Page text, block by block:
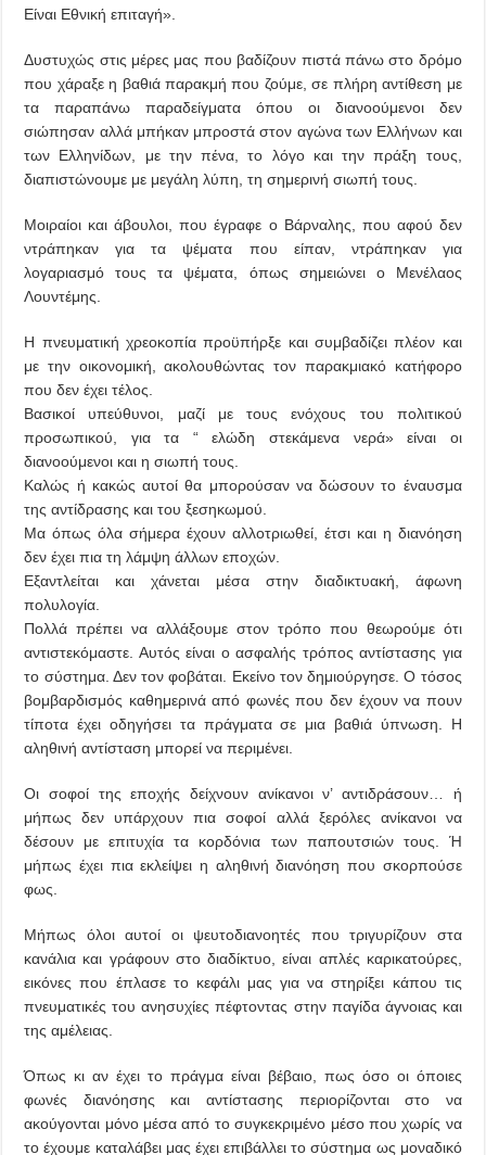
Είναι Εθνική επιταγή».
Δυστυχώς στις μέρες μας που βαδίζουν πιστά πάνω στο δρόμο
που χάραξε η βαθιά παρακμή που ζούμε, σε πλήρη αντίθεση με
τα παραπάνω παραδείγματα όπου οι διανοούμενοι δεν
σιώπησαν αλλά μπήκαν μπροστά στον αγώνα των Ελλήνων και
των Ελληνίδων, με την πένα, το λόγο και την πράξη τους,
διαπιστώνουμε με μεγάλη λύπη, τη σημερινή σιωπή τους.
Μοιραίοι και άβουλοι, που έγραφε ο Βάρναλης, που αφού δεν
ντράπηκαν για τα ψέματα που είπαν, ντράπηκαν για
λογαριασμό τους τα ψέματα, όπως σημειώνει ο Μενέλαος
Λουντέμης.
Η πνευματική χρεοκοπία προϋπήρξε και συμβαδίζει πλέον και
με την οικονομική, ακολουθώντας τον παρακμιακό κατήφορο
που δεν έχει τέλος.
Βασικοί υπεύθυνοι, μαζί με τους ενόχους του πολιτικού
προσωπικού, για τα “ ελώδη στεκάμενα νερά» είναι οι
διανοούμενοι και η σιωπή τους.
Καλώς ή κακώς αυτοί θα μπορούσαν να δώσουν το έναυσμα
της αντίδρασης και του ξεσηκωμού.
Μα όπως όλα σήμερα έχουν αλλοτριωθεί, έτσι και η διανόηση
δεν έχει πια τη λάμψη άλλων εποχών.
Εξαντλείται και χάνεται μέσα στην διαδικτυακή, άφωνη
πολυλογία.
Πολλά πρέπει να αλλάξουμε στον τρόπο που θεωρούμε ότι
αντιστεκόμαστε. Αυτός είναι ο ασφαλής τρόπος αντίστασης για
το σύστημα. Δεν τον φοβάται. Εκείνο τον δημιούργησε. Ο τόσος
βομβαρδισμός καθημερινά από φωνές που δεν έχουν να πουν
τίποτα έχει οδηγήσει τα πράγματα σε μια βαθιά ύπνωση. Η
αληθινή αντίσταση μπορεί να περιμένει.
Οι σοφοί της εποχής δείχνουν ανίκανοι ν’ αντιδράσουν… ή
μήπως δεν υπάρχουν πια σοφοί αλλά ξερόλες ανίκανοι να
δέσουν με επιτυχία τα κορδόνια των παπουτσιών τους. Ή
μήπως έχει πια εκλείψει η αληθινή διανόηση που σκορπούσε
φως.
Μήπως όλοι αυτοί οι ψευτοδιανοητές που τριγυρίζουν στα
κανάλια και γράφουν στο διαδίκτυο, είναι απλές καρικατούρες,
εικόνες που έπλασε το κεφάλι μας για να στηρίξει κάπου τις
πνευματικές του ανησυχίες πέφτοντας στην παγίδα άγνοιας και
της αμέλειας.
Όπως κι αν έχει το πράγμα είναι βέβαιο, πως όσο οι όποιες
φωνές διανόησης και αντίστασης περιορίζονται στο να
ακούγονται μόνο μέσα από το συγκεκριμένο μέσο που χωρίς να
το έχουμε καταλάβει μας έχει επιβάλλει το σύστημα ως μοναδικό